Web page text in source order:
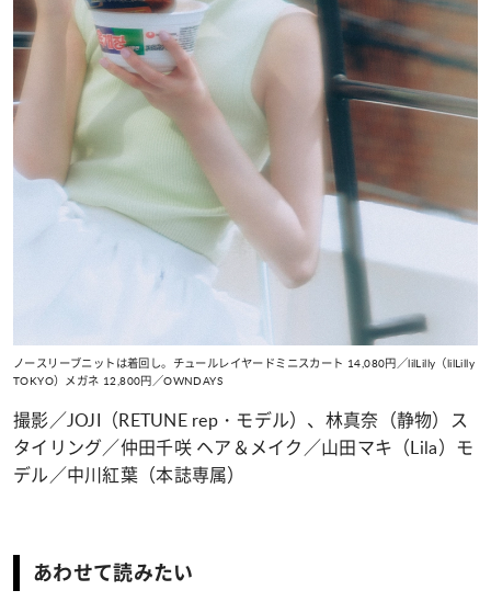
ノースリーブニットは着回し。チュールレイヤードミニスカート 14,080円／lilLilly（lilLilly
TOKYO）メガネ 12,800円／OWNDAYS
撮影／JOJI（RETUNE rep・モデル）、林真奈（静物）ス
タイリング／仲田千咲 ヘア＆メイク／山田マキ（Lila）モ
デル／中川紅葉（本誌専属）
あわせて読みたい